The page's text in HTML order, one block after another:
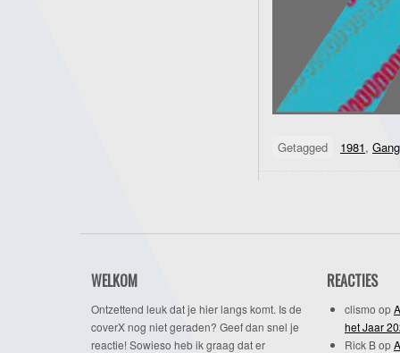
Getagged 1981,
WELKOM
Ontzettend leuk dat je hier langs komt. Is de
coverX nog niet geraden? Geef dan snel je
reactie! Sowieso heb ik graag dat er
REACTIES
clismo op
het Jaar
Rick Bop